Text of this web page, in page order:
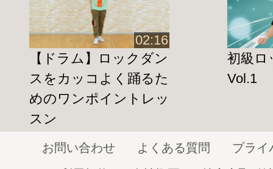
に、
首や胸の動きもしっかりとつけて行え
う。
◆YouTubeのダイジェストは
こちら！
ロックダンス(Locking、Lockin’、ロッキ
ロックする（鍵をかける）という言葉から
をロックするダンスです。
02:16
【ドラム】ロックダン
スをカッコよく踊るた
めのワンポイントレッ
スン
初級ロ
Vol.1
お問い合わせ よくある質問
プライ